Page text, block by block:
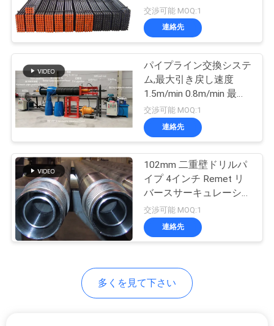
さ
い
ニ
ュ
ー
ス
ケ
ー
ス
HDD ビット & ブレ
ード
HDD スウィーベル
パイプ爆裂装置
交渉可能 MOQ:1
連絡先
パイプライン交換システ
ム,最大引き戻し速度
1.5m/min 0.8m/min 最短
引き戻し速度7.5KW パ
ワーパイプ爆破装置
交渉可能 MOQ:1
連絡先
102mm 二重壁ドリルパ
イプ 4インチ Remet リ
バースサーキュレーショ
ン
交渉可能 MOQ:1
連絡先
多くを見て下さい